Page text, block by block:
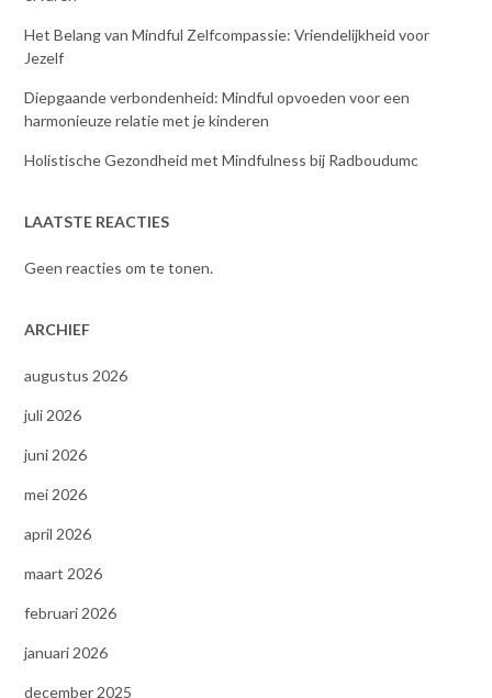
Het Belang van Mindful Zelfcompassie: Vriendelijkheid voor
Jezelf
Diepgaande verbondenheid: Mindful opvoeden voor een
harmonieuze relatie met je kinderen
Holistische Gezondheid met Mindfulness bij Radboudumc
LAATSTE REACTIES
Geen reacties om te tonen.
ARCHIEF
augustus 2026
juli 2026
juni 2026
mei 2026
april 2026
maart 2026
februari 2026
januari 2026
december 2025